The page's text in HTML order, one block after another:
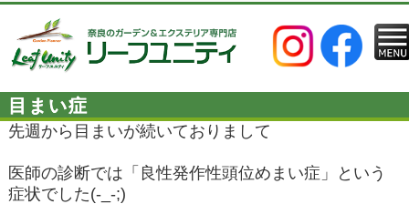
目まい症
先週から目まいが続いておりまして
医師の診断では「良性発作性頭位めまい症」という
症状でした(-_-;)